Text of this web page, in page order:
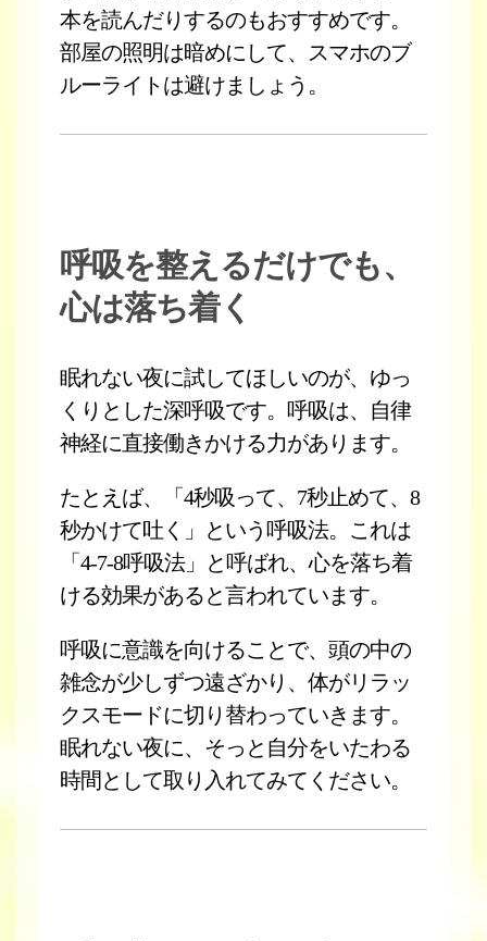
本を読んだりするのもおすすめです。
部屋の照明は暗めにして、スマホのブ
ルーライトは避けましょう。
呼吸を整えるだけでも、
心は落ち着く
眠れない夜に試してほしいのが、ゆっ
くりとした深呼吸です。呼吸は、自律
神経に直接働きかける力があります。
たとえば、「4秒吸って、7秒止めて、8
秒かけて吐く」という呼吸法。これは
「4-7-8呼吸法」と呼ばれ、心を落ち着
ける効果があると言われています。
呼吸に意識を向けることで、頭の中の
雑念が少しずつ遠ざかり、体がリラッ
クスモードに切り替わっていきます。
眠れない夜に、そっと自分をいたわる
時間として取り入れてみてください。